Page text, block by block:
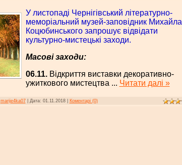
У листопаді Чернігівський літературно-
меморіальний музей-заповідник Михайла
Коцюбинського запрошує відвідати
культурно-мистецькі заходи.
Масові заходи:
06.11. Відкриття виставки декоративно-
ужиткового мистецтва ... Читати далі »
marije4ka07| Дата: 01.11.2018 Коментарі (0)